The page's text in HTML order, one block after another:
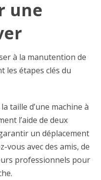
une
à la manutention de
les étapes clés du
taille d’une machine à
l’aide de deux
un déplacement
vous avec des amis, de
professionnels pour